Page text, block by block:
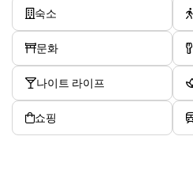
숙소
문화
나이트 라이프
쇼핑